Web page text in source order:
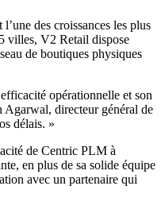
des croissances les plus
villes, V2 Retail dispose
de boutiques physiques
opérationnelle et son
Agarwal, directeur général de
délais. »
de Centric PLM à
en plus de sa solide équipe
avec un partenaire qui